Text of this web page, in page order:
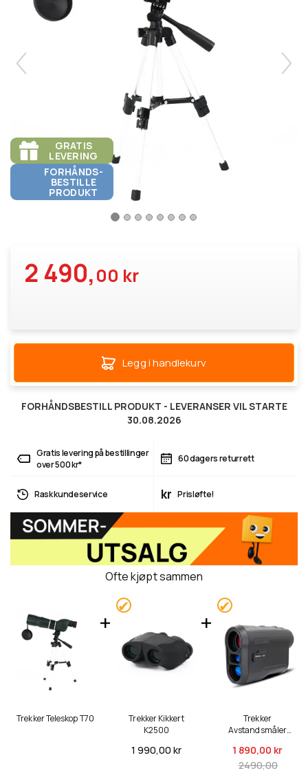
GRATIS
LEVERING
FORHÅNDS-
BESTILLE
PRODUKT
2 490,00 kr
Legg i handlekurv
FORHÅNDSBESTILL PRODUKT - LEVERANSER VIL STARTE
30.08.2026
Gratis levering på bestillinger
over 500 kr*
60 dagers returrett
Rask kundeservice kr Prisløfte!
Ofte kjøpt sammen
Trekker Teleskop T70
Trekker Kikkert
K2500
1 990,00 kr
Trekker
Avstandsmåler
1 890,00 kr
2490,00